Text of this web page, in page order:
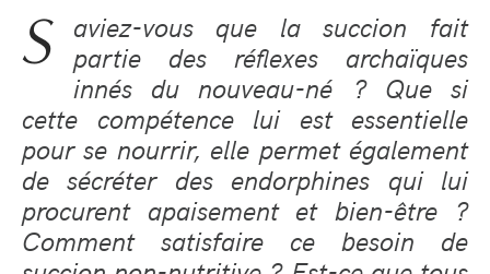
S aviez-vous que la succion fait
partie des réflexes archaïques
innés du nouveau-né ? Que si
cette compétence lui est essentielle
pour se nourrir, elle permet également
de sécréter des endorphines qui lui
procurent apaisement et bien-être ?
Comment satisfaire ce besoin de